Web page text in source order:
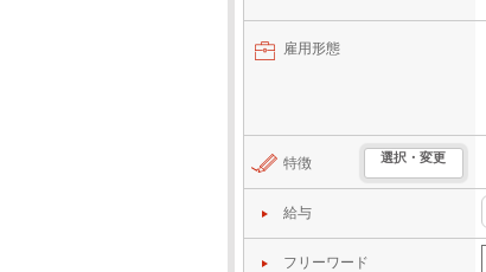
雇用形態
特徴 選択・変更
給与
フリーワード